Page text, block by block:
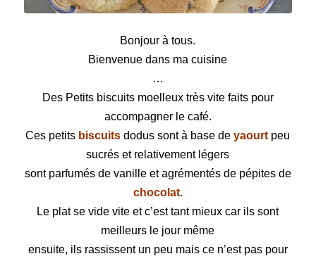
Bonjour à tous.
Bienvenue dans ma cuisine
…
Des Petits biscuits moelleux très vite faits pour
accompagner le café.
Ces petits biscuits dodus sont à base deyaourt peu
sucrés et relativement légers
sont parfumés de vanille et agrémentés de pépites de
chocolat.
Le plat se vide vite et c’est tant mieux car ils sont
meilleurs le jour même
ensuite, ils rassissent un peu mais ce n’est pas pour